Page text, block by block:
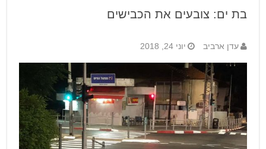
בת ים: צובעים את הכבישים
עדן ארביב יוני 24, 2018